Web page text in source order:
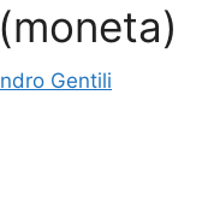
Gentili